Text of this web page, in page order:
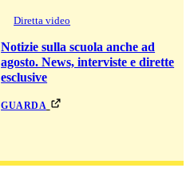
Diretta video
Notizie sulla scuola anche ad
agosto. News, interviste e dirette
esclusive
guarda